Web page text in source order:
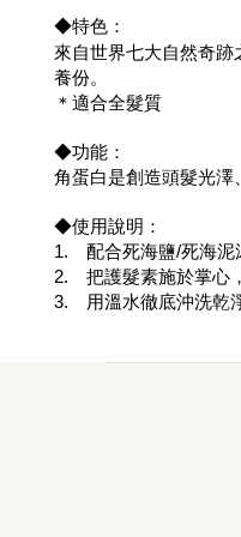
◆特色：
來自世界七大自然奇
養份。
＊適合全髮質
◆功能：
角蛋白是創造頭髮光
◆使用說明：
1. 配合死海鹽/死海泥
2. 把護髮素施於掌心
3. 用溫水徹底沖洗乾